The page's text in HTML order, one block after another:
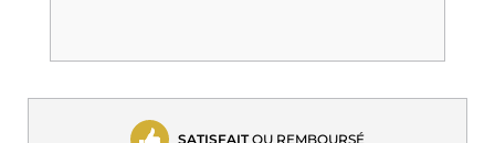
SATISFAITOU REMBOURSÉ